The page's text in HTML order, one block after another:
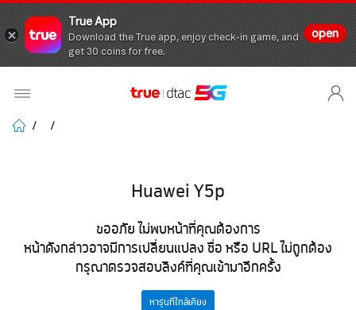
True App
Download the True app, enjoy check-in game, and
get 30 coins for free.
open
Huawei Y5p
ขออภัย ไม่พบหน้าที่คุณต้องการ
หน้าดังกล่าวอาจมีการเปลี่ยนแปลง ชื่อ หรือ URL ไม่ถูกต้อง
กรุณาตรวจสอบลิงค์ที่คุณเข้ามาอีกครั้ง
หารุ่นที่ใกล้เคียง